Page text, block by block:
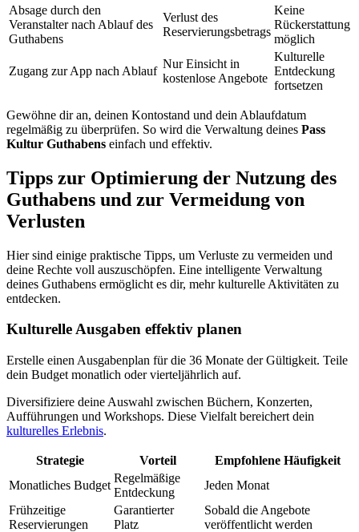
Absage durch den
Veranstalter nach Ablauf des
Guthabens
Verlust des
Reservierungsbetrags
Keine
Rückerstattung
möglich
Zugang zur App nach Ablauf
Nur Einsicht in
kostenlose Angebote
Kulturelle
Entdeckung
fortsetzen
Gewöhne dir an, deinen Kontostand und dein Ablaufdatum
regelmäßig zu überprüfen. So wird die Verwaltung deines Pass
Kultur Guthabens einfach und effektiv.
Tipps zur Optimierung der Nutzung des
Guthabens und zur Vermeidung von
Verlusten
Hier sind einige praktische Tipps, um Verluste zu vermeiden und
deine Rechte voll auszuschöpfen. Eine intelligente Verwaltung
deines Guthabens ermöglicht es dir, mehr kulturelle Aktivitäten zu
entdecken.
Kulturelle Ausgaben effektiv planen
Erstelle einen Ausgabenplan für die 36 Monate der Gültigkeit. Teile
dein Budget monatlich oder vierteljährlich auf.
Diversifiziere deine Auswahl zwischen Büchern, Konzerten,
Aufführungen und Workshops. Diese Vielfalt bereichert dein
kulturelles Erlebnis.
Strategie Vorteil
Empfohlene Häufigkeit
Monatliches Budget
Regelmäßige
Entdeckung
Jeden Monat
Frühzeitige
Reservierungen
Garantierter
Platz
Sobald die Angebote
veröffentlicht werden